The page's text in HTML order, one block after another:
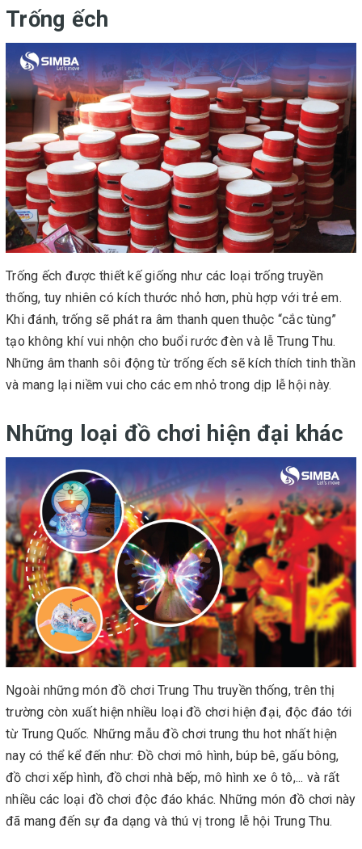
Trống ếch
Trống ếch được thiết kế giống như các loại trống truyền
thống, tuy nhiên có kích thước nhỏ hơn, phù hợp với trẻ em.
Khi đánh, trống sẽ phát ra âm thanh quen thuộc “cắc tùng”
tạo không khí vui nhộn cho buổi rước đèn và lễ Trung Thu.
Những âm thanh sôi động từ trống ếch sẽ kích thích tinh thần
và mang lại niềm vui cho các em nhỏ trong dịp lễ hội này.
Những loại đồ chơi hiện đại khác
Ngoài những món đồ chơi Trung Thu truyền thống, trên thị
trường còn xuất hiện nhiều loại đồ chơi hiện đại, độc đáo tới
từ Trung Quốc. Những mẫu đồ chơi trung thu hot nhất hiện
nay có thể kể đến như: Đồ chơi mô hình, búp bê, gấu bông,
đồ chơi xếp hình, đồ chơi nhà bếp, mô hình xe ô tô,... và rất
nhiều các loại đồ chơi độc đáo khác. Những món đồ chơi này
đã mang đến sự đa dạng và thú vị trong lễ hội Trung Thu.